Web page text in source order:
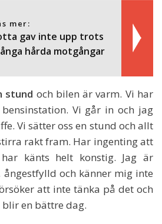
mer:
gav inte upp trots
hårda motgångar
stund och bilen är varm. Vi har
Vi går in och jag
Vi sätter oss en stund och allt
rakt fram. Har ingenting att
känts helt konstig. Jag är
och känner mig inte
att inte tänka på det och
en bättre dag.